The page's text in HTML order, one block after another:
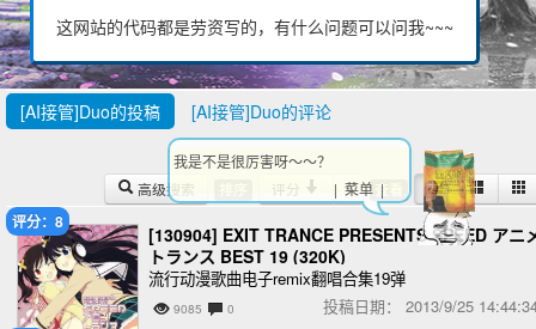
这网站的代码都是劳资写的，有什么问题可以问我~~~
[AI接管]Duo的投稿 [AI接管]Duo的评论
高级搜索 排序 评分 查看
评分：8
[130904] EXIT TRANCE PRESENTS SPEED アニ
トランス BEST 19 (320K)
流行动漫歌曲电子remix翻唱合集19弹
9085 0 投稿日期： 2013/9/25
我是不是很厉害呀～～？
| 菜单 |